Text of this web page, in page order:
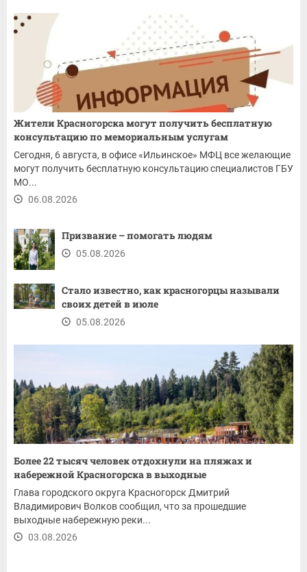
Жители Красногорска могут получить бесплатную
консультацию по мемориальным услугам
Сегодня, 6 августа, в офисе «Ильинское» МФЦ все желающие
могут получить бесплатную консультацию специалистов ГБУ
МО...
06.08.2026
Призвание – помогать людям
05.08.2026
Стало известно, как красногорцы называли
своих детей в июле
05.08.2026
Более 22 тысяч человек отдохнули на пляжах и
набережной Красногорска в выходные
Глава городского округа Красногорск Дмитрий
Владимирович Волков сообщил, что за прошедшие
выходные набережную реки...
03.08.2026